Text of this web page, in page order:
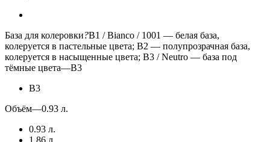
База для колеровки?B1 / Bianco / 1001 — белая база,
колеруется в пастельные цвета; B2 — полупрозрачная база,
колеруется в насыщенные цвета; B3 / Neutro — база под
тёмные цвета—B3
B3
Объём—0.93 л.
0.93 л.
1.86 л.